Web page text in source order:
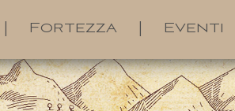
Fortezza Eventi